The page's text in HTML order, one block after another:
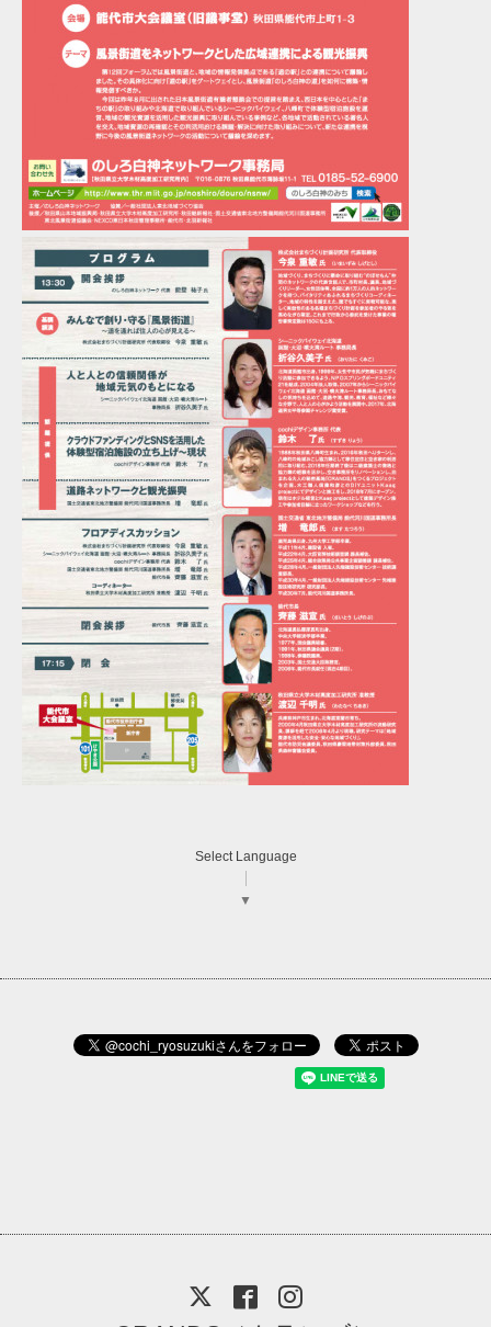
Select Language
▼